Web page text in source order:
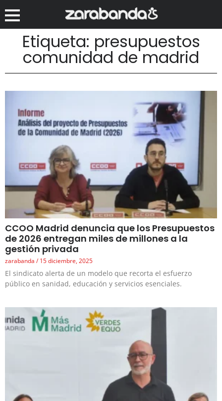
Etiqueta: presupuestos
comunidad de madrid
CCOO Madrid denuncia que los Presupuestos
de 2026 entregan miles de millones a la
gestión privada
zarabanda 15 diciembre, 2025
El sindicato alerta de un modelo que recorta el esfuerzo
público en sanidad, educación y servicios esenciales.